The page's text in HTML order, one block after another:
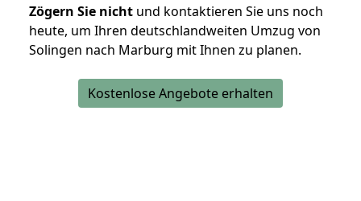
Zögern Sie nicht und kontaktieren Sie uns noch
heute, um Ihren deutschlandweiten Umzug von
Solingen nach Marburg mit Ihnen zu planen.
Kostenlose Angebote erhalten